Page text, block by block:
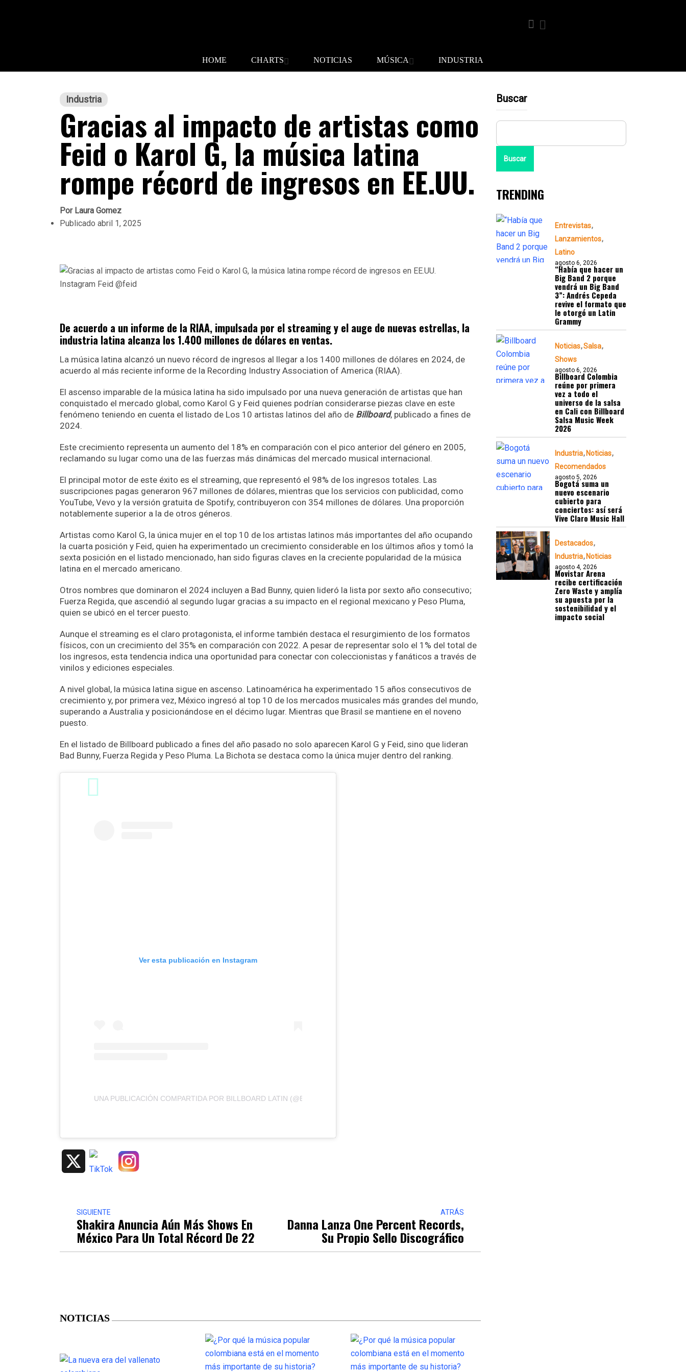
HOME CHARTS NOTICIAS MÚSICA INDUSTRIA
Industria
Gracias al impacto de artistas como
Feid o Karol G, la música latina
rompe récord de ingresos en EE.UU.
PorLaura Gomez
Publicado abril 1, 2025
Instagram Feid @feid
De acuerdo a un informe de la RIAA, impulsada por el streaming y el auge de nuevas estrellas, la
industria latina alcanza los 1.400 millones de dólares en ventas.
La música latina alcanzó un nuevo récord de ingresos al llegar a los 1400 millones de dólares en 2024, de
acuerdo al más reciente informe de la Recording Industry Association of America (RIAA).
El ascenso imparable de la música latina ha sido impulsado por una nueva generación de artistas que han
conquistado el mercado global, como Karol G y Feid quienes podrían considerarse piezas clave en este
fenómeno teniendo en cuenta el listado de Los 10 artistas latinos del año de Billboard, publicado a fines de
2024.
Este crecimiento representa un aumento del 18% en comparación con el pico anterior del género en 2005,
reclamando su lugar como una de las fuerzas más dinámicas del mercado musical internacional.
El principal motor de este éxito es el streaming, que representó el 98% de los ingresos totales. Las
suscripciones pagas generaron 967 millones de dólares, mientras que los servicios con publicidad, como
YouTube, Vevo y la versión gratuita de Spotify, contribuyeron con 354 millones de dólares. Una proporción
notablemente superior a la de otros géneros.
Artistas como Karol G, la única mujer en el top 10 de los artistas latinos más importantes del año ocupando
la cuarta posición y Feid, quien ha experimentado un crecimiento considerable en los últimos años y tomó la
sexta posición en el listado mencionado, han sido figuras claves en la creciente popularidad de la música
latina en el mercado americano.
Otros nombres que dominaron el 2024 incluyen a Bad Bunny, quien lideró la lista por sexto año consecutivo;
Fuerza Regida, que ascendió al segundo lugar gracias a su impacto en el regional mexicano y Peso Pluma,
quien se ubicó en el tercer puesto.
Aunque el streaming es el claro protagonista, el informe también destaca el resurgimiento de los formatos
físicos, con un crecimiento del 35% en comparación con 2022. A pesar de representar solo el 1% del total de
los ingresos, esta tendencia indica una oportunidad para conectar con coleccionistas y fanáticos a través de
vinilos y ediciones especiales.
A nivel global, la música latina sigue en ascenso. Latinoamérica ha experimentado 15 años consecutivos de
crecimiento y, por primera vez, México ingresó al top 10 de los mercados musicales más grandes del mundo,
superando a Australia y posicionándose en el décimo lugar. Mientras que Brasil se mantiene en el noveno
puesto.
En el listado de Billboard publicado a fines del año pasado no solo aparecen Karol G y Feid, sino que lideran
Bad Bunny, Fuerza Regida y Peso Pluma. La Bichota se destaca como la única mujer dentro del ranking.
Ver esta publicación en Instagram
UNA PUBLICACIÓN COMPARTIDA POR BILLBOARD LATIN (@BILLBOARDLATIN)
SIGUIENTE
Shakira Anuncia Aún Más Shows En
México Para Un Total Récord De 22
ATRÁS
Danna Lanza One Percent Records,
Su Propio Sello Discográfico
Buscar
Buscar
TRENDING
Entrevistas
Lanzamientos
Latino
agosto 6, 2026
“Había que hacer un
Big Band 2 porque
vendrá un Big Band
3”: Andrés Cepeda
revive el formato que
le otorgó un Latin
Grammy
Noticias Salsa
Shows
agosto 6, 2026
Billboard Colombia
reúne por primera
vez a todo el
universo de la salsa
en Cali con Billboard
Salsa Music Week
2026
Industria Noticias
Recomendados
agosto 5, 2026
Bogotá suma un
nuevo escenario
cubierto para
conciertos: así será
Vive Claro Music Hall
Destacados
Industria Noticias
agosto 4, 2026
Movistar Arena
recibe certificación
Zero Waste y amplía
su apuesta por la
sostenibilidad y el
impacto social
NOTICIAS